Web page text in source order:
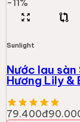
-11 %
Sunlight
Nước lau
Hương Lily &
79.400đ